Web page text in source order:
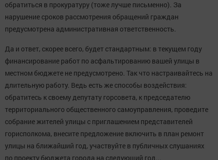
обратиться в прокуратуру (тоже лучше письменно). За
нарушение сроков рассмотрения обращений граждан
предусмотрена административная ответственность.
Да и ответ, скорее всего, будет стандартным: в текущем году
финансирование работ по асфальтированию вашей улицы в
местном бюджете не предусмотрено. Так что настраивайтесь на
длительную работу. Ведь есть же способы воздействия:
обратитесь к своему депутату горсовета, к председателю
территориального общественного самоуправления, проведите
собрание жителей улицы с приглашением представителей
горисполкома, внесите предложение включить в план ремонт
улицы на ближайший год, участвуйте в публичных слушаниях
по проекту бюджета города на следующий год...